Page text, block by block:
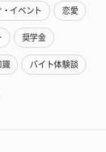
イベント 恋愛
奨学金
識 バイト体験談